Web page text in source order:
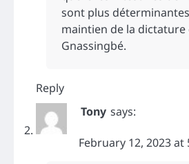
sont plus
maintien de la dictature
Gnassingbé.
Reply
Tony says:
February 12, 2023 at